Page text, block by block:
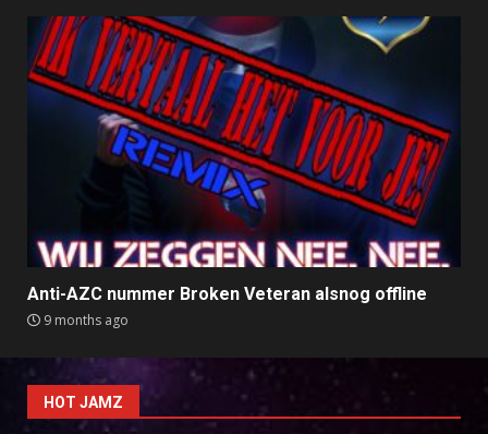
Anti-AZC nummer Broken Veteran alsnog offline
9 months ago
HOT JAMZ